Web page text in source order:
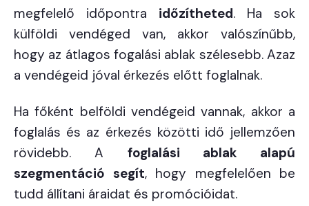
megfelelő időpontra időzítheted. Ha sok
külföldi vendéged van, akkor valószínűbb,
hogy az átlagos fogalási ablak szélesebb. Azaz
a vendégeid jóval érkezés előtt foglalnak.
Ha főként belföldi vendégeid vannak, akkor a
foglalás és az érkezés közötti idő jellemzően
rövidebb. A foglalási ablak alapú
szegmentáció segít, hogy megfelelően be
tudd állítani áraidat és promócióidat.